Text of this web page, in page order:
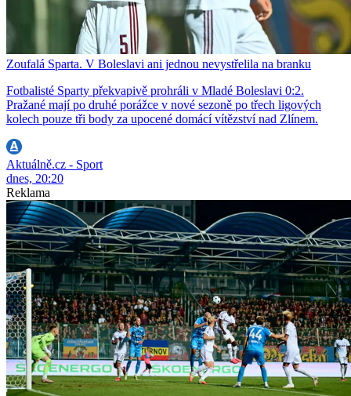
Zoufalá Sparta. V Boleslavi ani jednou nevystřelila na branku
Fotbalisté Sparty překvapivě prohráli v Mladé Boleslavi 0:2.
Pražané mají po druhé porážce v nové sezoně po třech ligových
kolech pouze tři body za upocené domácí vítězství nad Zlínem.
Aktuálně.cz - Sport
dnes, 20:20
Reklama